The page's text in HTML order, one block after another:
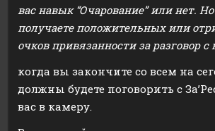
вас навык “Очарование” или нет.
получаете положительных или
очков привязанности за разговор
когда вы закончите со всем на
должны будете поговорить с
вас в камеру.